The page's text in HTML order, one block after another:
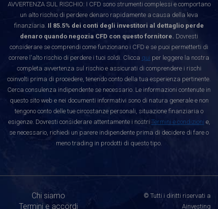
AVVERTENZA SUL RISCHIO: I CFD sono strumenti complessi e comportano
un alto rischio di perdere denaro rapidamente a causa della leva
finanziaria. Il 85.5% dei conti degli investitori al dettaglio perde
denaro quando negozia CFD con questo fornitore. Dovresti
considerare se comprendi come funzionano i CFD e se puoi permetterti di
correre l'alto rischio di perdere i tuoi soldi. Clicca qui per leggere la nostra
completa avvertenza sul rischio e assicurati di comprendere i rischi
coinvolti prima di procedere, tenendo conto della tua esperienza pertinente.
Cerca consulenza indipendente se necessario. Le informazioni contenute in
questo sito web e nei documenti informativi sono di natura generale e non
tengono conto delle tue circostanze personali, situazione finanziaria o
esigenze. Dovresti considerare attentamente i nostri Termini e condizioni e,
se necessario, richiedi un parere indipendente prima di decidere di fare o
meno trading in prodotti di questo tipo.
Chi siamo
Termini e accordi
© Tutti i diritti riservati a
Ainvesting